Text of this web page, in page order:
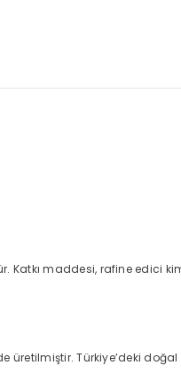
Katkı maddesi, rafine edici
üretilmiştir. Türkiye’deki